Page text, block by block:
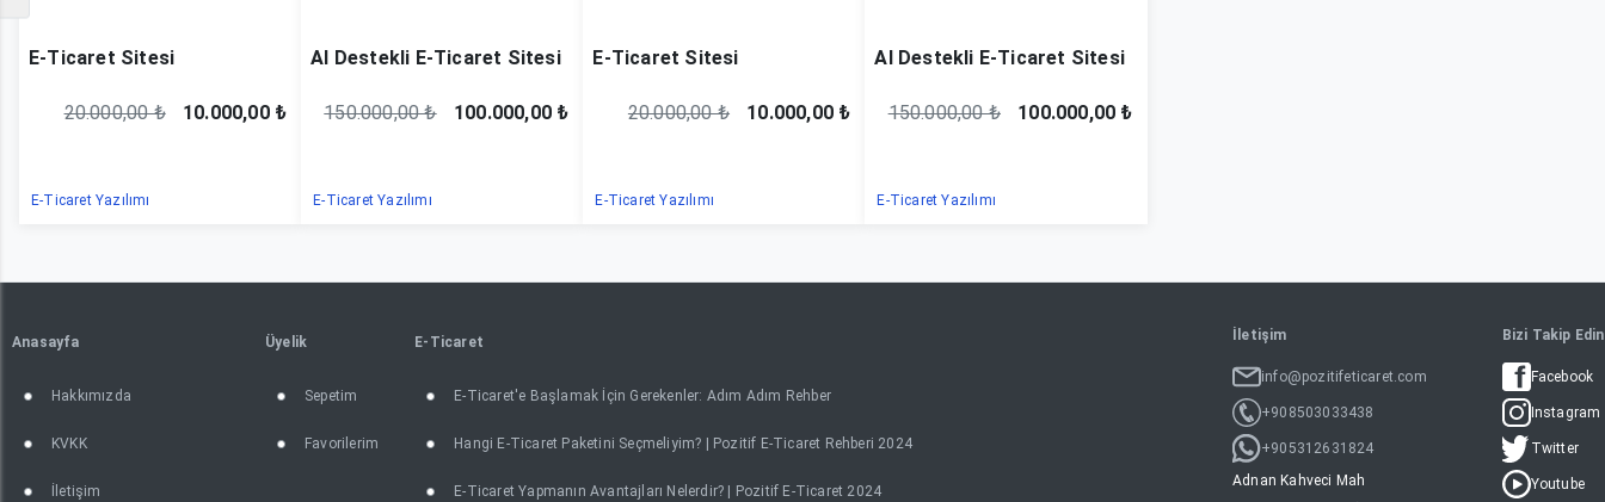
E-Ticaret Sitesi
20.000,00 ₺ 10.000,00 ₺
E-Ticaret Yazılımı
AI Destekli E-Ticaret Sitesi
150.000,00 ₺ 100.000,00 ₺
E-Ticaret Yazılımı
E-Ticaret Sitesi
20.000,00 ₺ 10.000,00 ₺
E-Ticaret Yazılımı
AI Destekli E-Ticaret Sitesi
150.000,00 ₺ 100.000,00 ₺
E-Ticaret Yazılımı
Anasayfa
Hakkımızda
KVKK
İletişim
Üyelik
Sepetim
Favorilerim
E-Ticaret
E-Ticaret'e Başlamak İçin Gerekenler: Adım Adım Rehber
Hangi E-Ticaret Paketini Seçmeliyim? | Pozitif E-Ticaret Rehberi 2024
E-Ticaret Yapmanın Avantajları Nelerdir? | Pozitif E-Ticaret 2024
İletişim
info@pozitifeticaret.com
+908503033438
+905312631824
Adnan Kahveci Mah
Bizi Takip Edin
Facebook
Instagram
Twitter
Youtube